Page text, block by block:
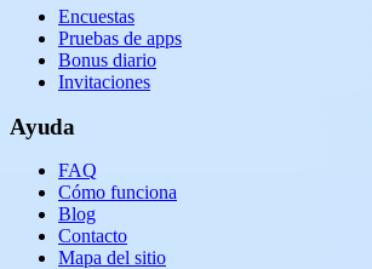
Encuestas
Pruebas de apps
Bonus diario
Invitaciones
Ayuda
FAQ
Cómo funciona
Blog
Contacto
Mapa del sitio